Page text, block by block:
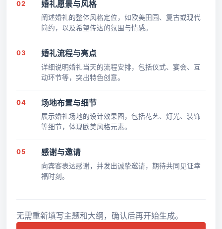
02 婚礼愿景与风格
阐述婚礼的整体风格定位，如欧美田园、复古或现代
简约，以及希望传达的氛围与情感。
03 婚礼流程与亮点
详细说明婚礼当天的流程安排，包括仪式、宴会、互
动环节等，突出特色创意。
04 场地布置与细节
展示婚礼场地的设计效果图，包括花艺、灯光、装饰
等细节，体现欧美风格元素。
05 感谢与邀请
向宾客表达感谢，并发出诚挚邀请，期待共同见证幸
福时刻。
无需重新填写主题和大纲，确认后再开始生成。